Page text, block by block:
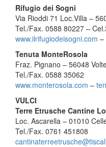
Rifugio dei Sogni
Via Rioddi 71 Loc.Villa –
Tel./Fax. 0588 80227 –
www.ilrifugiodeisogni.com –
Tenuta MonteRosola
Fraz. Pignano – 56048
Tel./Fax. 0588 35062
www.monterosola.com –
VULCI
Terre Etrusche Cantine
Loc. Ascarella – 01010
Tel./Fax. 0761 451808